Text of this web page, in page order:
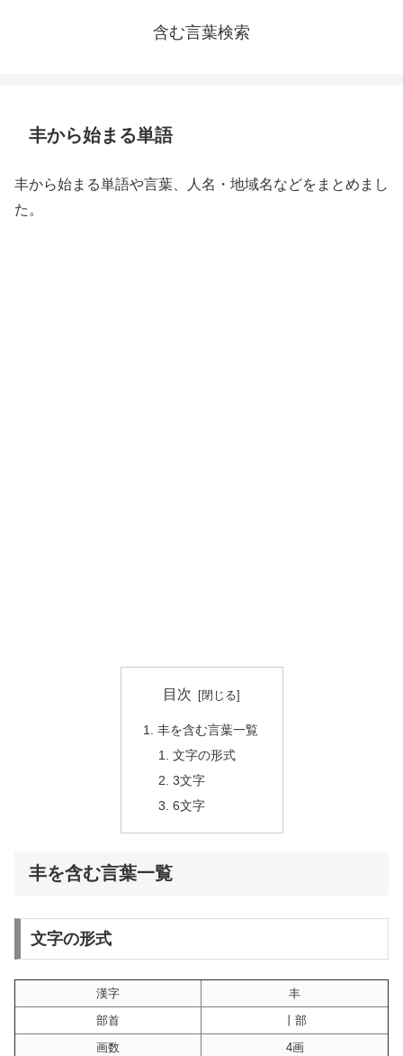
含む言葉検索
丰から始まる単語
丰から始まる単語や言葉、人名・地域名などをまとめまし
た。
目次
丰を含む言葉一覧
文字の形式
3文字
6文字
丰を含む言葉一覧
文字の形式
漢字
丰
部首
丨部
画数
4画